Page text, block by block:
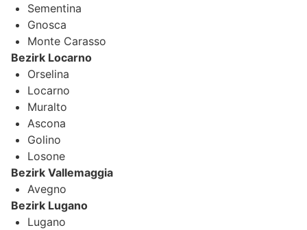
Sementina
Gnosca
Monte Carasso
Bezirk Locarno
Orselina
Locarno
Muralto
Ascona
Golino
Losone
Bezirk Vallemaggia
Avegno
Bezirk Lugano
Lugano